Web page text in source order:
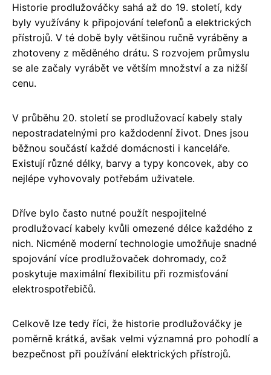
Historie prodlužováčky sahá až do 19. století, kdy
byly využívány k připojování telefonů a elektrických
přístrojů. V té době byly většinou ručně vyráběny a
zhotoveny z měděného drátu. S rozvojem průmyslu
se ale začaly vyrábět ve větším množství a za nižší
cenu.
V průběhu 20. století se prodlužovací kabely staly
nepostradatelnými pro každodenní život. Dnes jsou
běžnou součástí každé domácnosti i kanceláře.
Existují různé délky, barvy a typy koncovek, aby co
nejlépe vyhovovaly potřebám uživatele.
Dříve bylo často nutné použít nespojitelné
prodlužovací kabely kvůli omezené délce každého z
nich. Nicméně moderní technologie umožňuje snadné
spojování více prodlužovaček dohromady, což
poskytuje maximální flexibilitu při rozmisťování
elektrospotřebičů.
Celkově lze tedy říci, že historie prodlužováčky je
poměrně krátká, avšak velmi významná pro pohodlí a
bezpečnost při používání elektrických přístrojů.